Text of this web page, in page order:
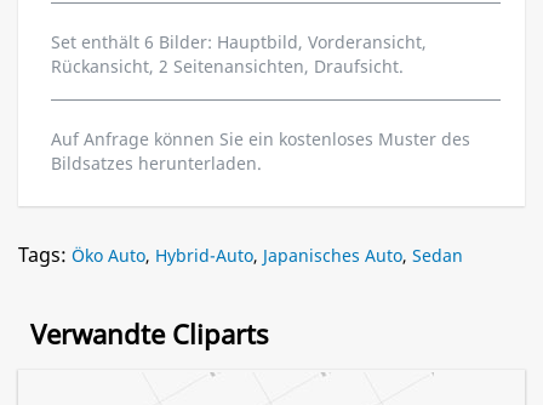
Set enthält 6 Bilder: Hauptbild, Vorderansicht,
Rückansicht, 2 Seitenansichten, Draufsicht.
Auf Anfrage können Sie ein kostenloses Muster des
Bildsatzes herunterladen.
Tags: Öko Auto, Hybrid-Auto, Japanisches Auto, Sedan
Verwandte Cliparts